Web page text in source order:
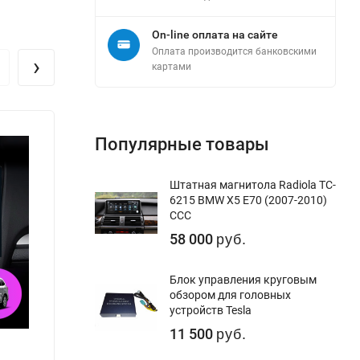
›
On-line оплата на сайте
Оплата производится банковскими
картами
Популярные товары
Штатная магнитола Radiola TC-
6215 BMW X5 E70 (2007-2010)
CCC
58 000 руб.
Блок управления круговым
обзором для головных
устройств Tesla
11 500 руб.